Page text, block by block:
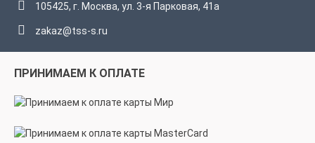
105425, г. Москва, ул. 3-я Парковая, 41а
zakaz@tss-s.ru
ПРИНИМАЕМ К ОПЛАТЕ